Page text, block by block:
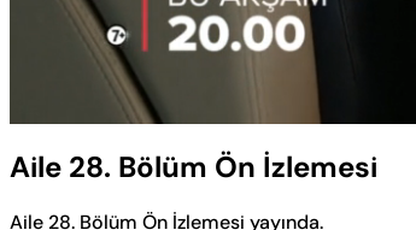
Sesi
Aile 28. Bölüm Ön İzlemesi
Aile 28. Bölüm Ön İzlemesi yayında.